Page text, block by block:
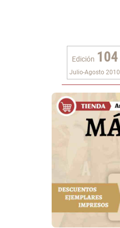
Edición 104
Julio-Agosto 2010